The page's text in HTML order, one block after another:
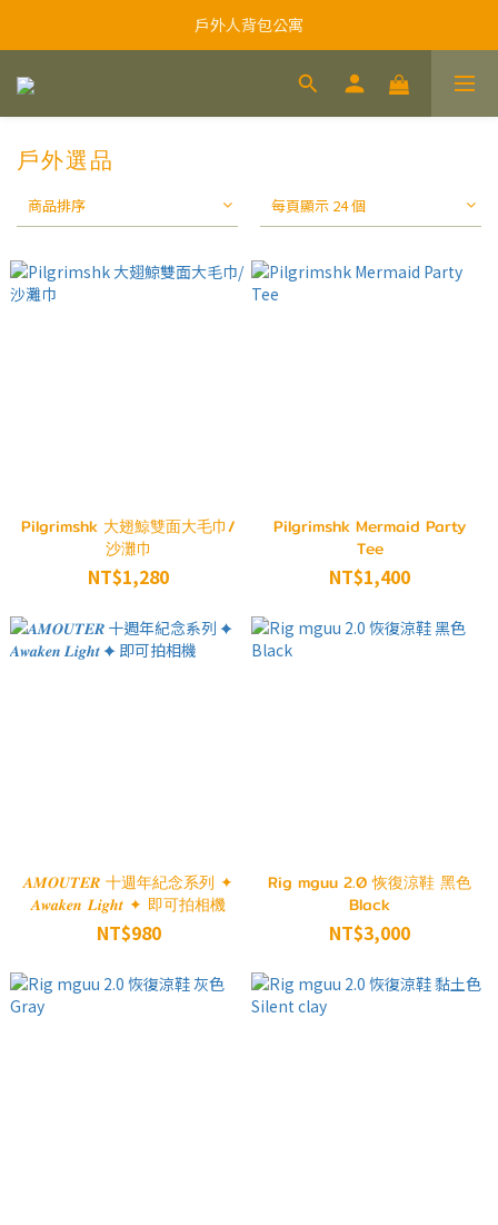
戶外人背包公寓
戶外選品
商品排序 每頁顯示 24 個
Pilgrimshk 大翅鯨雙面大毛巾/
沙灘巾
NT$1,280
Pilgrimshk Mermaid Party
Tee
NT$1,400
𝑨𝑴𝑶𝑼𝑻𝑬𝑹 十週年紀念系列 ✦
𝑨𝒘𝒂𝒌𝒆𝒏 𝑳𝒊𝒈𝒉𝒕 ✦ 即可拍相機
NT$980
Rig mguu 2.0 恢復涼鞋 黑色
Black
NT$3,000